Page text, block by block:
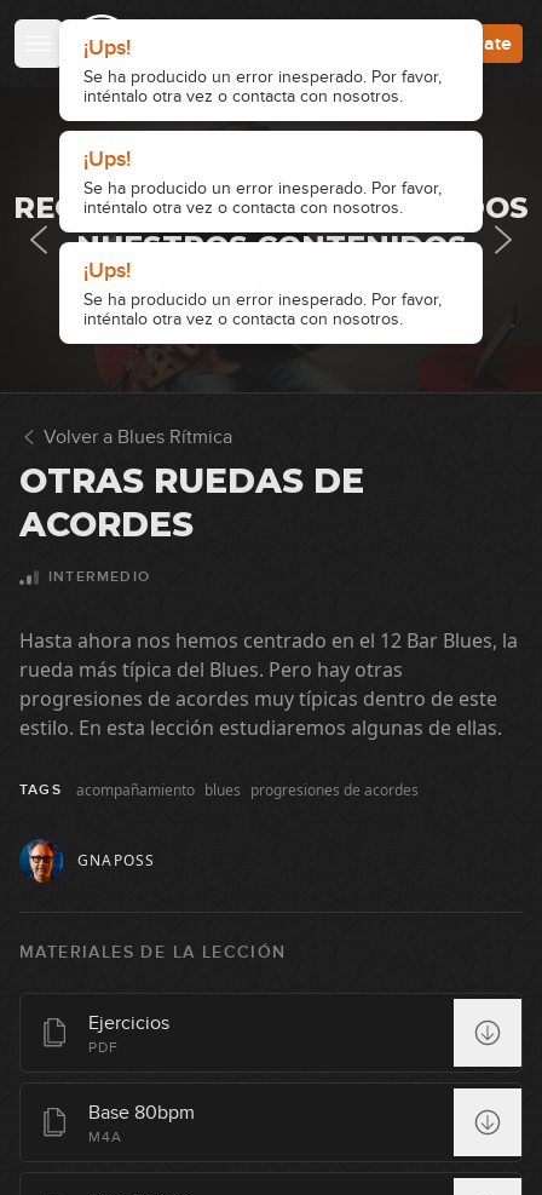
¡Ups!
Se ha producido un error inesperado. Por favor,
inténtalo otra vez o contacta con nosotros.
¡Ups!
Se ha producido un error inesperado. Por favor,
inténtalo otra vez o contacta con nosotros.
¡Ups!
Se ha producido un error inesperado. Por favor,
inténtalo otra vez o contacta con nosotros.
Regístrate
REGÍSTRATE Y ACCEDE A TODOS
NUESTROS CONTENIDOS
Accede Regístrate
Volver a Blues Rítmica
OTRAS RUEDAS DE
ACORDES
INTERMEDIO
Hasta ahora nos hemos centrado en el 12 Bar Blues, la
rueda más típica del Blues. Pero hay otras
progresiones de acordes muy típicas dentro de este
estilo. En esta lección estudiaremos algunas de ellas.
TAGS acompañamiento blues progresiones de acordes
GNAPOSS
MATERIALES DE LA LECCIÓN
Ejercicios
PDF
Base 80bpm
M4A
09:52
12:50
3
Low Parts
4
17:17
Mid-range parts
6
16:43
Combinaciones (parte 1)
7
10
Turnaround
Intro